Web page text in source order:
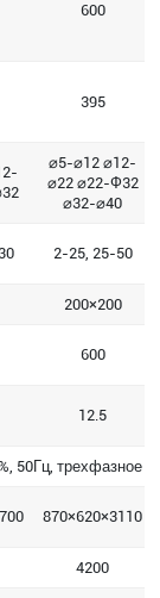
600
395
⌀5-⌀12 ⌀12-
⌀22 ⌀22-Ф32
⌀32-⌀40
2-25, 25-50
200×200
600
12.5
50Гц, трехфазное
870×620×3110
4200